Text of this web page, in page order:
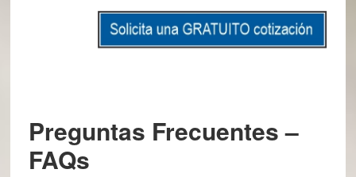
Preguntas Frecuentes –
FAQs